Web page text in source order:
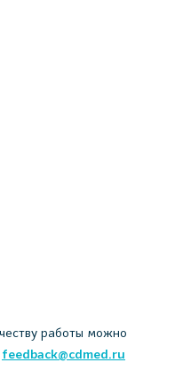
работы можно
feedback@cdmed.ru